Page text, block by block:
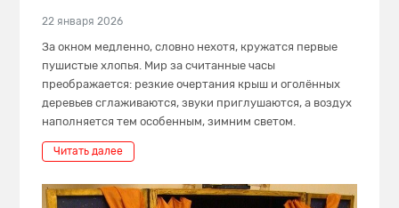
22 января 2026
За окном медленно, словно нехотя, кружатся первые
пушистые хлопья. Мир за считанные часы
преображается: резкие очертания крыш и оголённых
деревьев сглаживаются, звуки приглушаются, а воздух
наполняется тем особенным, зимним светом.
Читать далее